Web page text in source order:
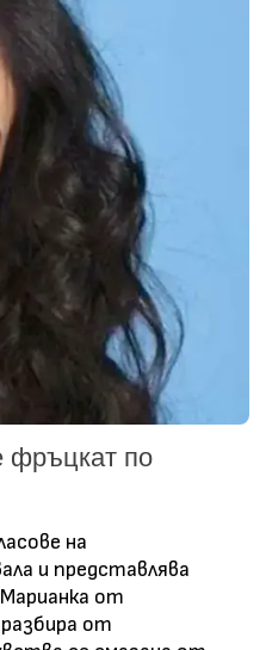
фръцкат по
на
и представлява
от
от